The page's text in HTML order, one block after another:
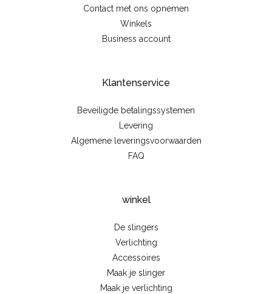
Contact met ons opnemen
Winkels
Business account
Klantenservice
Beveiligde betalingssystemen
Levering
Algemene leveringsvoorwaarden
FAQ
winkel
De slingers
Verlichting
Accessoires
Maak je slinger
Maak je verlichting